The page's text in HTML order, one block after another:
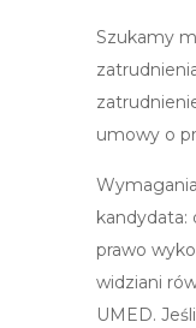
Szukamy
umowy o
kandydata:
prawo
widziani
UMED.